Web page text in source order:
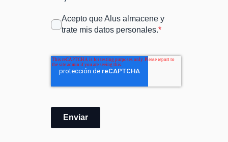
Acepto que Alus almacene y
trate mis datos personales.*
Enviar